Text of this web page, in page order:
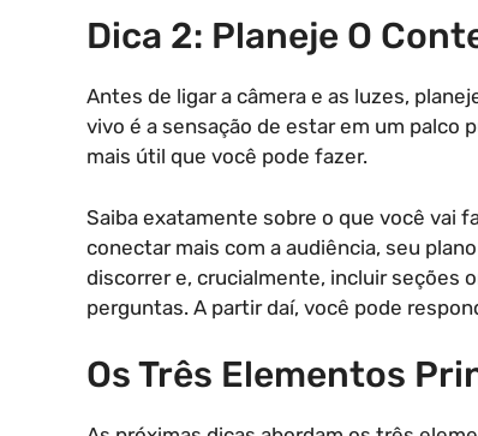
Dica 2: Planeje O
Antes de ligar a câmera e as luzes,
vivo é a sensação de estar em um palco
mais útil que você pode fazer.
Saiba exatamente sobre o que você vai
conectar mais com a audiência, seu
discorrer e, crucialmente, incluir seções
perguntas. A partir daí, você pode
Os Três Elementos